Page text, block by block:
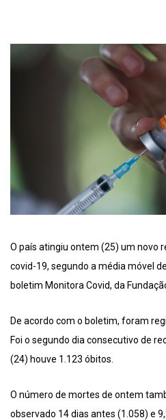
O país atingiu ontem (25) um novo
covid-19, segundo a média móvel
boletim Monitora Covid, da
De acordo com o boletim, foram
Foi o segundo dia consecutivo de
(24) houve 1.123 óbitos.
O número de mortes de ontem
observado 14 dias antes (1.058) e